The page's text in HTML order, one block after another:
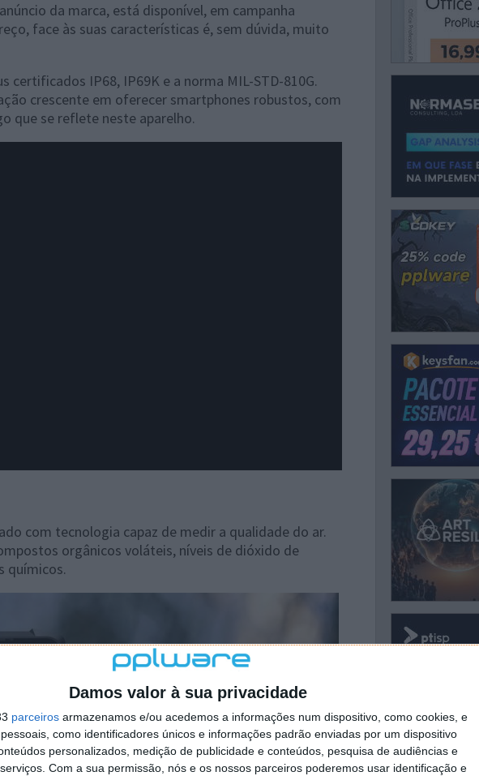
Damos valor à sua privacidade
parceiros armazenamos e/ou acedemos a informações num dispositivo, como cookies, e
como identificadores únicos e informações padrão enviadas por um dispositivo
personalizados, medição de publicidade e conteúdos, pesquisa de audiências e
Com a sua permissão, nós e os nossos parceiros poderemos usar identificação e
da marca, está disponível, em campanha
face às suas características é, sem dúvida, muito
certificados IP68, IP69K e a norma MIL-STD-810G.
crescente em oferecer smartphones robustos, com
que se reflete neste aparelho.
com tecnologia capaz de medir a qualidade do ar.
orgânicos voláteis, níveis de dióxido de
químicos.